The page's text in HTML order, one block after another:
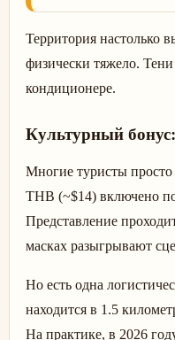
Территория настолько
физически тяжело. Тени
кондиционере.
Культурный
Многие туристы просто
THB (~$14) включено
Представление
масках разыгрывают
Но есть одна
находится в 1.5
На практике, в 2026